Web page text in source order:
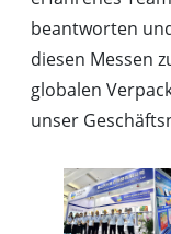
beantworten
diesen Messen
globalen
unser